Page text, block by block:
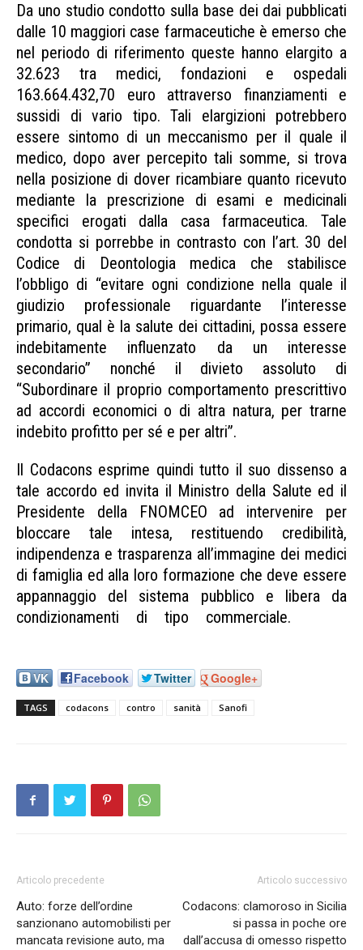
Da uno studio condotto sulla base dei dai pubblicati
dalle 10 maggiori case farmaceutiche è emerso che
nel periodo di riferimento queste hanno elargito a
32.623 tra medici, fondazioni e ospedali
163.664.432,70 euro attraverso finanziamenti e
sussidi di vario tipo. Tali elargizioni potrebbero
essere sintomo di un meccanismo per il quale il
medico, dopo aver percepito tali somme, si trova
nella posizione di dover ricambiare quanto ricevuto
mediante la prescrizione di esami e medicinali
specifici erogati dalla casa farmaceutica. Tale
condotta si porrebbe in contrasto con l’art. 30 del
Codice di Deontologia medica che stabilisce
l’obbligo di “evitare ogni condizione nella quale il
giudizio professionale riguardante l’interesse
primario, qual è la salute dei cittadini, possa essere
indebitamente influenzato da un interesse
secondario” nonché il divieto assoluto di
“Subordinare il proprio comportamento prescrittivo
ad accordi economici o di altra natura, per trarne
indebito profitto per sé e per altri”.
Il Codacons esprime quindi tutto il suo dissenso a
tale accordo ed invita il Ministro della Salute ed il
Presidente della FNOMCEO ad intervenire per
bloccare tale intesa, restituendo credibilità,
indipendenza e trasparenza all’immagine dei medici
di famiglia ed alla loro formazione che deve essere
appannaggio del sistema pubblico e libera da
condizionamenti di tipo commerciale.
VK Facebook Twitter Google+
TAGS codacons contro sanità Sanofi
Articolo precedente
Auto: forze dell’ordine
sanzionano automobilisti per
mancata revisione auto, ma
Articolo successivo
Codacons: clamoroso in Sicilia
si passa in poche ore
dall’accusa di omesso rispetto